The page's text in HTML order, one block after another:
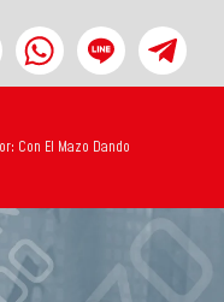
Con El Mazo Dando